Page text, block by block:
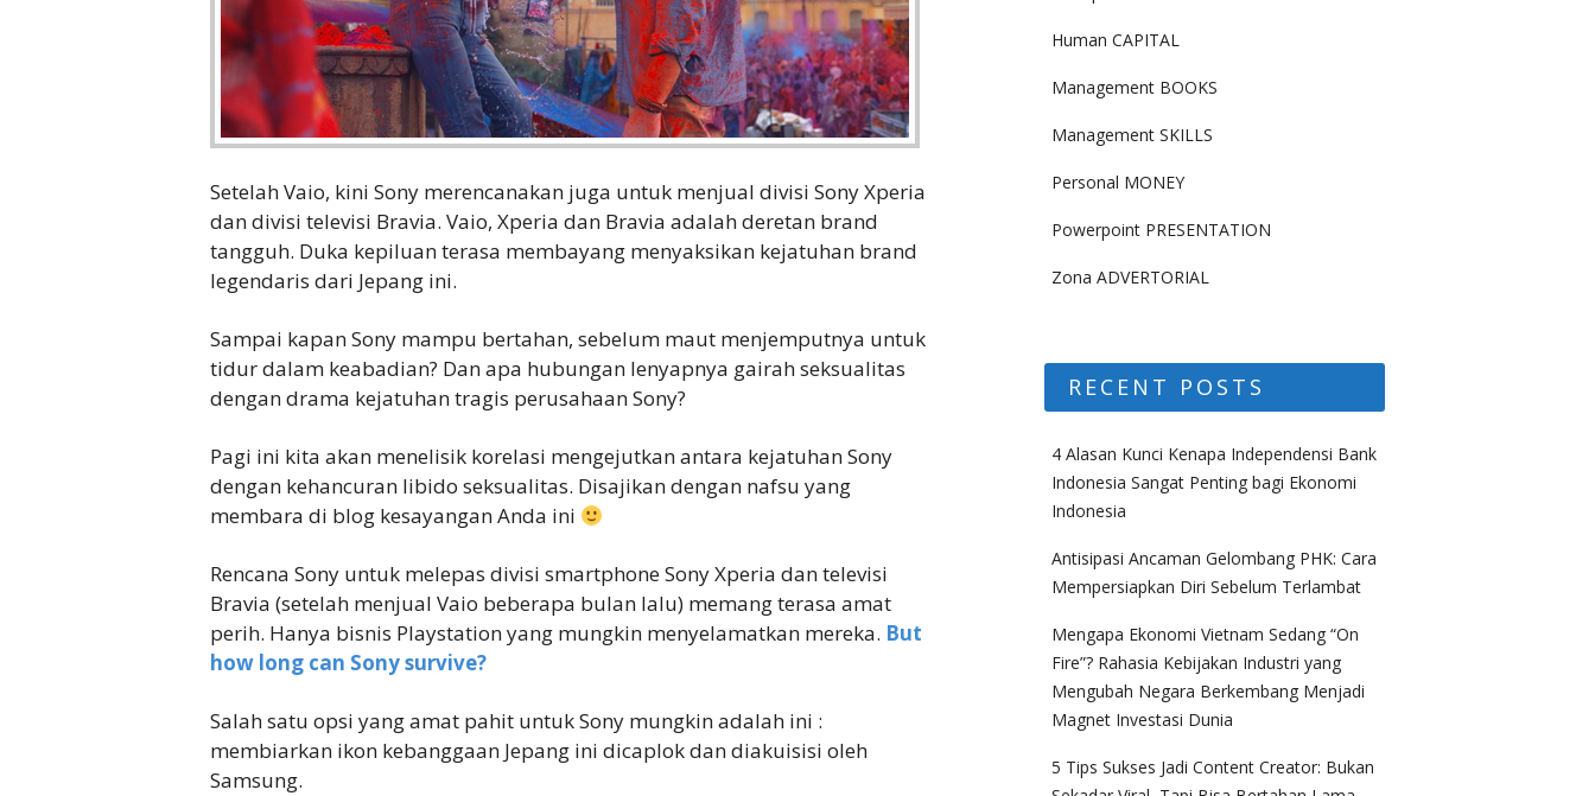
Setelah Vaio, kini Sony merencanakan juga untuk menjual divisi Sony Xperia
dan divisi televisi Bravia. Vaio, Xperia dan Bravia adalah deretan brand
tangguh. Duka kepiluan terasa membayang menyaksikan kejatuhan brand
legendaris dari Jepang ini.
Sampai kapan Sony mampu bertahan, sebelum maut menjemputnya untuk
tidur dalam keabadian? Dan apa hubungan lenyapnya gairah seksualitas
dengan drama kejatuhan tragis perusahaan Sony?
Pagi ini kita akan menelisik korelasi mengejutkan antara kejatuhan Sony
dengan kehancuran libido seksualitas. Disajikan dengan nafsu yang
membara di blog kesayangan Anda ini
Rencana Sony untuk melepas divisi smartphone Sony Xperia dan televisi
Bravia (setelah menjual Vaio beberapa bulan lalu) memang terasa amat
perih. Hanya bisnis Playstation yang mungkin menyelamatkan mereka. But
how long can Sony survive?
Salah satu opsi yang amat pahit untuk Sony mungkin adalah ini :
membiarkan ikon kebanggaan Jepang ini dicaplok dan diakuisisi oleh
Samsung.
Human CAPITAL
Management BOOKS
Management SKILLS
Personal MONEY
Powerpoint PRESENTATION
Zona ADVERTORIAL
RECENT POSTS
4 Alasan Kunci Kenapa Independensi Bank
Indonesia Sangat Penting bagi Ekonomi
Indonesia
Antisipasi Ancaman Gelombang PHK: Cara
Mempersiapkan Diri Sebelum Terlambat
Mengapa Ekonomi Vietnam Sedang “On
Fire”? Rahasia Kebijakan Industri yang
Mengubah Negara Berkembang Menjadi
Magnet Investasi Dunia
5 Tips Sukses Jadi Content Creator: Bukan